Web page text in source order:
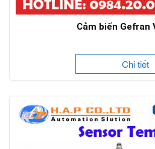
Cảm biến Gefran
Chi tiết